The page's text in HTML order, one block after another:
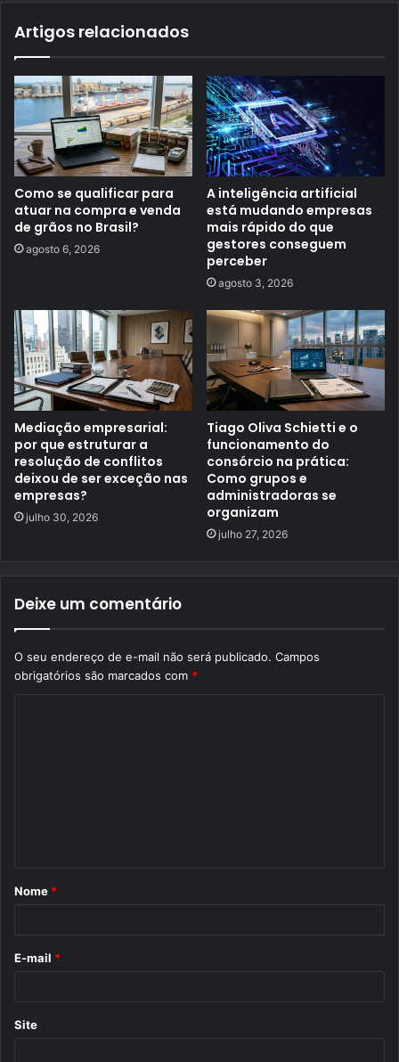
Artigos relacionados
Como se qualificar para
atuar na compra e venda
de grãos no Brasil?
agosto 6, 2026
A inteligência artificial
está mudando empresas
mais rápido do que
gestores conseguem
perceber
agosto 3, 2026
Mediação empresarial:
por que estruturar a
resolução de conflitos
deixou de ser exceção nas
empresas?
julho 30, 2026
Tiago Oliva Schietti e o
funcionamento do
consórcio na prática:
Como grupos e
administradoras se
organizam
julho 27, 2026
Deixe um comentário
O seu endereço de e-mail não será publicado. Campos
obrigatórios são marcados com *
r
Nome *
E-mail *
Site